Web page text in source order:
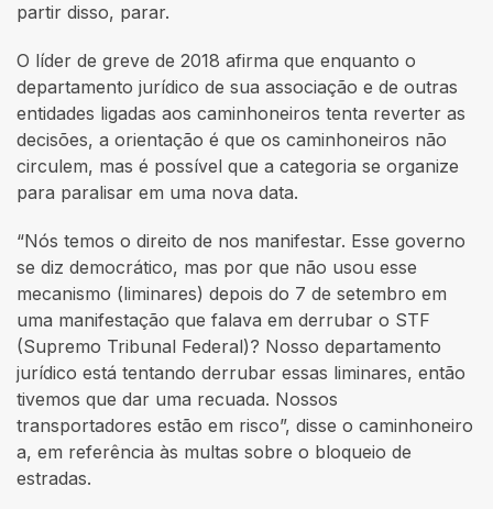
partir disso, parar.
O líder de greve de 2018 afirma que enquanto o
departamento jurídico de sua associação e de outras
entidades ligadas aos caminhoneiros tenta reverter as
decisões, a orientação é que os caminhoneiros não
circulem, mas é possível que a categoria se organize
para paralisar em uma nova data.
“Nós temos o direito de nos manifestar. Esse governo
se diz democrático, mas por que não usou esse
mecanismo (liminares) depois do 7 de setembro em
uma manifestação que falava em derrubar o STF
(Supremo Tribunal Federal)? Nosso departamento
jurídico está tentando derrubar essas liminares, então
tivemos que dar uma recuada. Nossos
transportadores estão em risco”, disse o caminhoneiro
a, em referência às multas sobre o bloqueio de
estradas.